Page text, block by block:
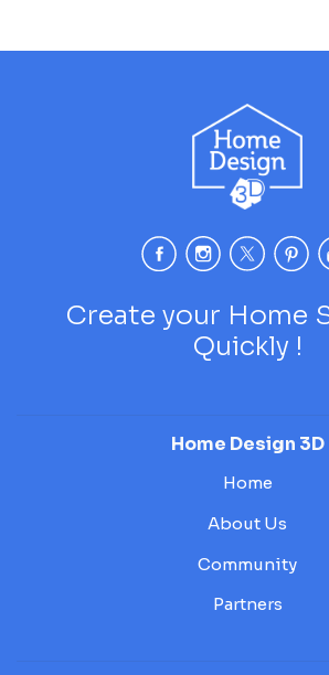
Create your Home
Quickly !
Home Design 3D
Home
About Us
Community
Partners